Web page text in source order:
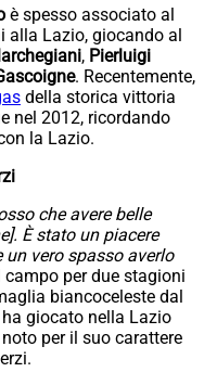
è spesso associato al
alla Lazio, giocando al
, Pierluigi
. Recentemente,
della storica vittoria
nel 2012, ricordando
la Lazio.
che avere belle
È stato un piacere
vero spasso averlo
per due stagioni
biancoceleste dal
giocato nella Lazio
per il suo carattere